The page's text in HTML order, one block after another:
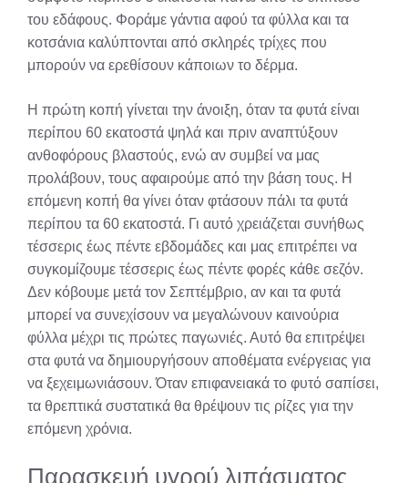
του εδάφους. Φοράμε γάντια αφού τα φύλλα και τα
κοτσάνια καλύπτονται από σκληρές τρίχες που
μπορούν να ερεθίσουν κάποιων το δέρμα.
Η πρώτη κοπή γίνεται την άνοιξη, όταν τα φυτά είναι
περίπου 60 εκατοστά ψηλά και πριν αναπτύξουν
ανθοφόρους βλαστούς, ενώ αν συμβεί να μας
προλάβουν, τους αφαιρούμε από την βάση τους. Η
επόμενη κοπή θα γίνει όταν φτάσουν πάλι τα φυτά
περίπου τα 60 εκατοστά. Γι αυτό χρειάζεται συνήθως
τέσσερις έως πέντε εβδομάδες και μας επιτρέπει να
συγκομίζουμε τέσσερις έως πέντε φορές κάθε σεζόν.
Δεν κόβουμε μετά τον Σεπτέμβριο, αν και τα φυτά
μπορεί να συνεχίσουν να μεγαλώνουν καινούρια
φύλλα μέχρι τις πρώτες παγωνιές. Αυτό θα επιτρέψει
στα φυτά να δημιουργήσουν αποθέματα ενέργειας για
να ξεχειμωνιάσουν. Όταν επιφανειακά το φυτό σαπίσει,
τα θρεπτικά συστατικά θα θρέψουν τις ρίζες για την
επόμενη χρόνια.
Παρασκευή υγρού λιπάσματος